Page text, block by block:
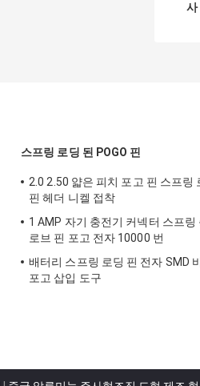
사
스프링 로딩 된 POGO 핀
2.0 2.50 얇은 피치 포고 핀 스프링
핀 헤더 니켈 접착
1 AMP 자기 충전기 커넥터 스프링
로브 핀 포고 전자 10000 번
배터리 스프링 로딩 핀 전자 SMD
포고 삽입 도구